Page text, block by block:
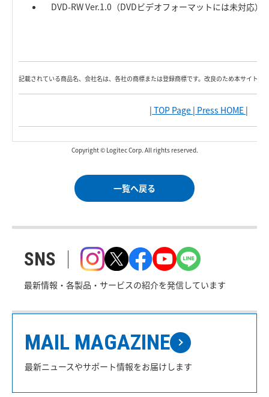
DVD-RW Ver.1.0（DVDビデオフォーマットには未対応）
記載されている商品名、会社名は、各社の商標または登録商標です。改良のため本サイト内
| TOP Page | Press HOME |
Copyright © Logitec Corp. All rights reserved.
一覧へ戻る
SNS
最新情報・各製品・サービスの紹介を発信しています
MAIL MAGAZINE
最新ニュースやサポート情報をお届けします